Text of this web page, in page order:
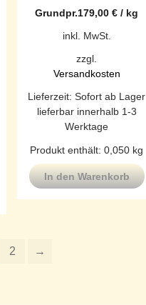
Grundpr.179,00 € / kg
inkl. MwSt.
zzgl.
Versandkosten
Lieferzeit: Sofort ab Lager
lieferbar innerhalb 1-3
Werktage
Produkt enthält: 0,050 kg
In den Warenkorb
2 →